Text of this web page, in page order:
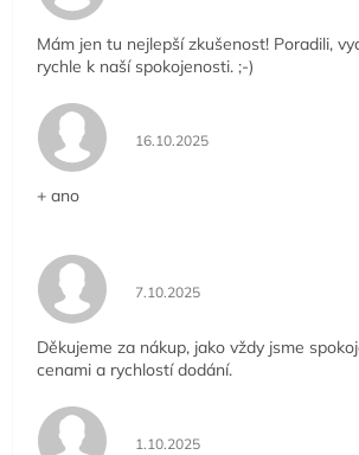
Mám jen tu nejlepší zkušenost! Poradili,
rychle k naší spokojenosti. ;-)
Hodnocení obchodu je 5 z 5
16.10.2025
+ ano
Hodnocení obchodu je 5 z 5
7.10.2025
Děkujeme za nákup, jako vždy jsme
cenami a rychlostí dodání.
Hodnocení obchodu je 5 z 5
1.10.2025